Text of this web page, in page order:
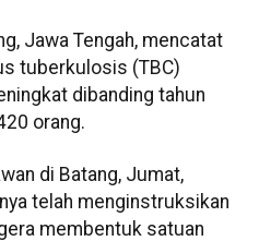
Jawa Tengah, mencatat
tuberkulosis (TBC)
dibanding tahun
orang.
di Batang, Jumat,
telah menginstruksikan
membentuk satuan